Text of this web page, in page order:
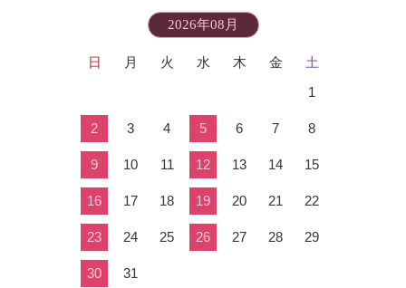
2026年08月
日 月 火 水 木 金
土
1
2 3 4 5 6 7 8
9 10 11 12 13 14 15
16 17 18 19 20 21 22
23 24 25 26 27 28 29
30 31